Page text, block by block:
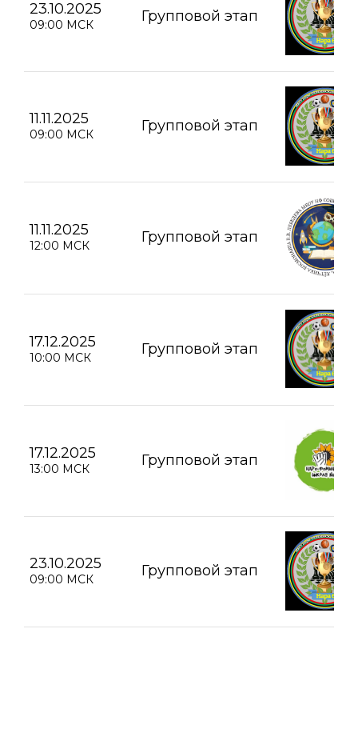
23.10.2025
09:00 МСК Групповой этап
11.11.2025
09:00 МСК Групповой этап
11.11.2025
12:00 МСК Групповой этап
17.12.2025
10:00 МСК Групповой этап
17.12.2025
13:00 МСК Групповой этап
23.10.2025
09:00 МСК Групповой этап